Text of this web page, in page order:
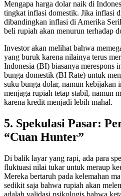
Mengapa harga dolar naik di
tingkat inflasi domestik. Jika inflasi
dibandingkan inflasi di Amerika
beli rupiah akan menurun terhadap
Investor akan melihat bahwa
yang buruk karena nilainya terus
Indonesia (BI) biasanya merespons
bunga domestik (BI Rate) untuk
suku bunga dolar, namun kebijakan
menjaga rupiah tetap stabil, namun
karena kredit menjadi lebih mahal.
5. Spekulasi Pasar:
“Cuan Hunter”
Di balik layar yang rapi, ada para
fluktuasi nilai tukar untuk meraup
Mereka bertaruh pada kelemahan
sedikit saja bahwa rupiah akan
adalah validasi psikologis bahwa